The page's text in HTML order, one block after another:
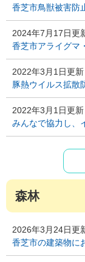
香芝市鳥獣被害防
2024年7月17日更
香芝市アライグマ
2022年3月1日更新
豚熱ウイルス拡散
2022年3月1日更新
みんなで協力し、
森林
2026年3月24日更
香芝市の建築物に